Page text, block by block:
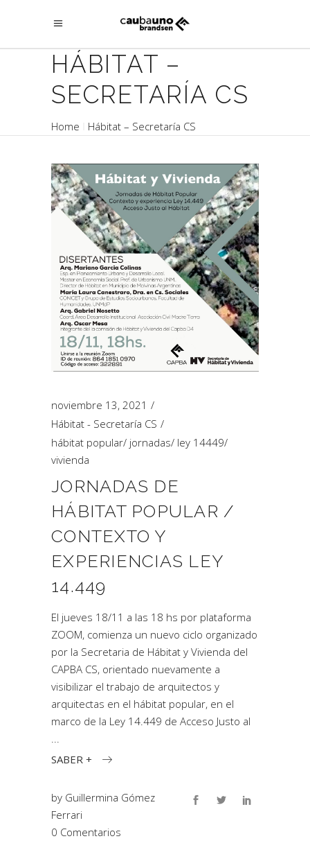
HÁBITAT –
SECRETARÍA CS
Home Hábitat – Secretaría CS
noviembre 13, 2021
Hábitat - Secretaría CS
hábitat popular/ jornadas/ ley 14449/
vivienda
JORNADAS DE
HÁBITAT POPULAR /
CONTEXTO Y
EXPERIENCIAS LEY
14.449
El jueves 18/11 a las 18 hs por plataforma
ZOOM, comienza un nuevo ciclo organizado
por la Secretaria de Hábitat y Vivienda del
CAPBA CS, orientado nuevamente a
visibilizar el trabajo de arquitectos y
arquitectas en el hábitat popular, en el
marco de la Ley 14.449 de Acceso Justo al
SABER +
by Guillermina Gómez
Ferrari
0 Comentarios